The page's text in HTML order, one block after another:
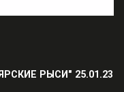
РЫСИ" 25.01.23